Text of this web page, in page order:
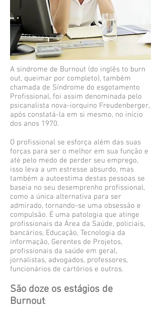
A síndrome de Burnout (do inglês to burn
out, queimar por completo), também
chamada de Síndrome do esgotamento
Profissional, foi assim denominada pelo
psicanalista nova-iorquino Freudenberger,
após constatá-la em si mesmo, no início
dos anos 1970.
O profissional se esforça além das suas
forças para ser o melhor em sua função e
até pelo medo de perder seu emprego,
isso leva a um estresse absurdo, mas
também a autoestima destas pessoas se
baseia no seu desemprenho profissional,
como a única alternativa para ser
admirado, tornando-se uma obsessão e
compulsão. É uma patologia que atinge
profissionais da Área da Saúde, policiais,
bancários, Educação, Tecnologia da
informação, Gerentes de Projetos,
profissionais da saúde em geral,
jornalistas, advogados, professores,
funcionários de cartórios e outros.
São doze os estágios de
Burnout: